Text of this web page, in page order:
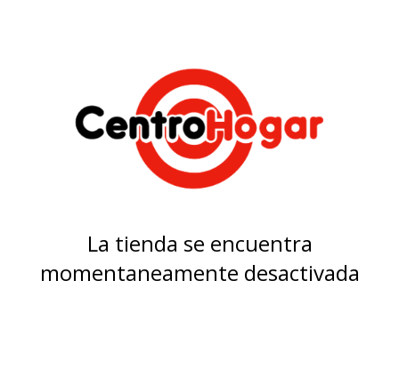
La tienda se encuentra
momentaneamente desactivada